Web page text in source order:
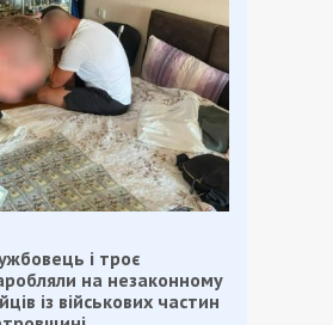
і троє
на незаконному
із військових частин